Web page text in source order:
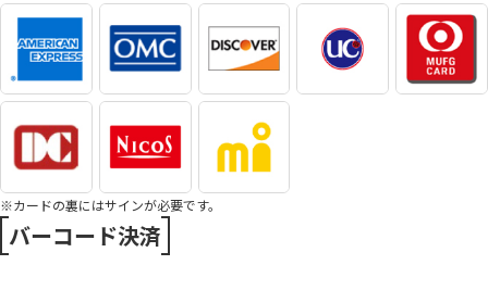
※カードの裏にはサインが必要です。
バーコード決済